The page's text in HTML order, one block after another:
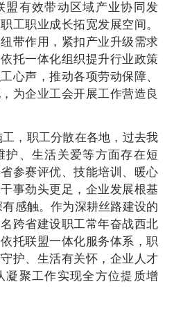
盟有效带动区域产业协同发
工职业成长拓宽发展空间。
带作用，紧扣产业升级需求
托一体化组织提升行业政策
心声，推动各项劳动保障、
为企业工会开展工作营造良
，职工分散在各地，过去我
护、生活关爱等方面存在短
参赛评优、技能培训、暖心
事劲头更足，企业发展根基
感触。作为深耕丝路建设的
跨省建设职工常年奋战西北
托联盟一体化服务体系，职
护、生活有关怀，企业人才
凝聚工作实现全方位提质增